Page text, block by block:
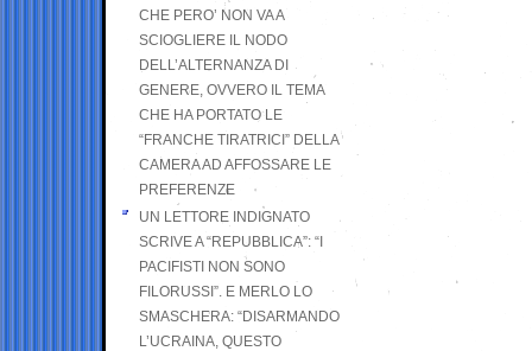
CHE PERO’ NON VA A
SCIOGLIERE IL NODO
DELL’ALTERNANZA DI
GENERE, OVVERO IL TEMA
CHE HA PORTATO LE
“FRANCHE TIRATRICI” DELLA
CAMERA AD AFFOSSARE LE
PREFERENZE
UN LETTORE INDIGNATO
SCRIVE A “REPUBBLICA”: “I
PACIFISTI NON SONO
FILORUSSI”. E MERLO LO
SMASCHERA: “DISARMANDO
L’UCRAINA, QUESTO